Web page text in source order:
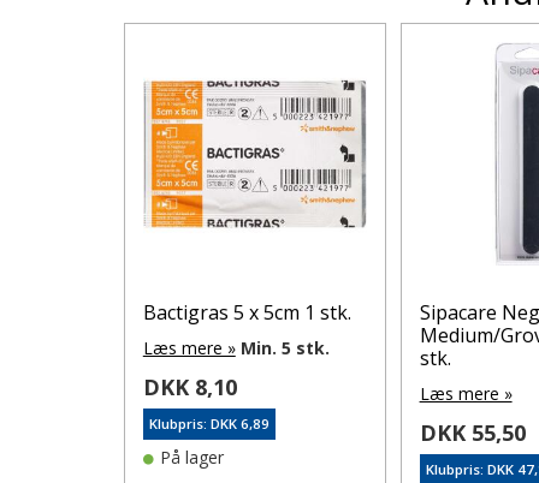
Bactigras 5 x 5cm 1 stk.
Læs mere » Min. 5 stk.
DKK 8,10
Klubpris: DKK 6,89
På lager
Sipacare
Medium/
stk.
Læs mere »
DKK 55,50
Klubpris: DKK